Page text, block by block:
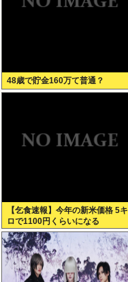
48歳で貯金160万て普通？
【乞食速報】今年の新米価格 5キ
ロで1100円くらいになる